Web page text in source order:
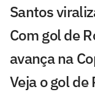
Santos
Com gol de
avança na
Veja o gol de